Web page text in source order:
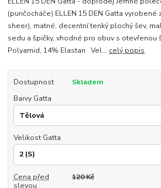
(punčocháče) ELLEN 15 DEN Gatta
sheer), matné, decentní tenký plochý šev,
sedu a špičky, vhodné pro obuv s
Polyamid, 14% Elastan Vel... celý popis
Dostupnost
Skladem
Barvy Gatta
Velikost Gatta
Cena před
slevou
120 Kč